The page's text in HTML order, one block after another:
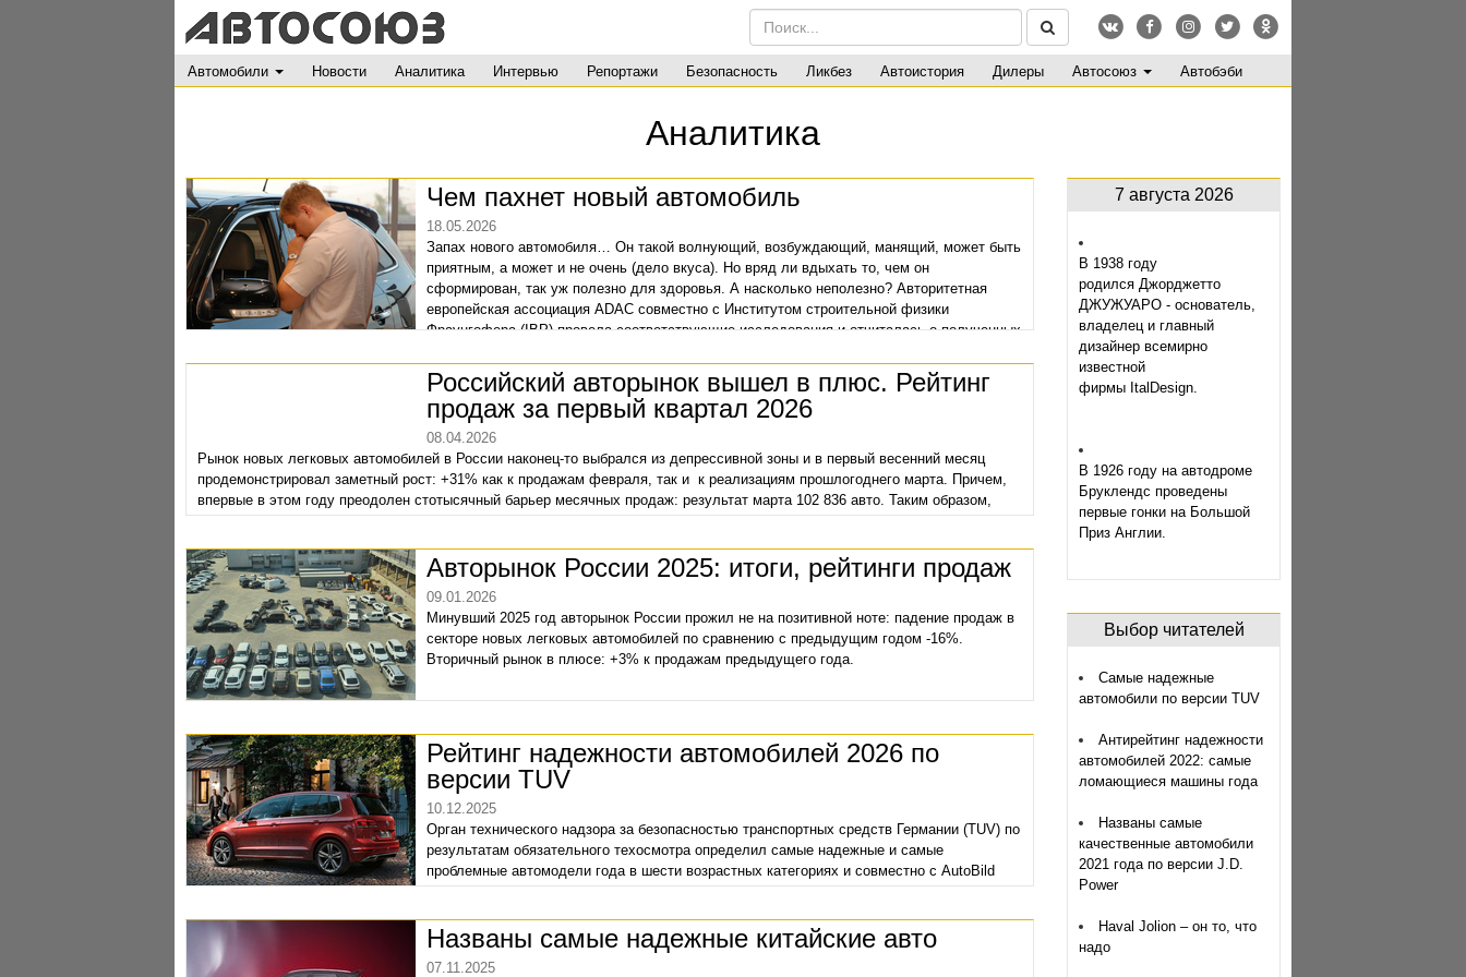
Автомобили Новости Аналитика Интервью Репортажи Безопасность Ликбез Автоистория Дилеры Автосоюз Автобэби
Аналитика
Чем пахнет новый автомобиль
18.05.2026
Запах нового автомобиля… Он такой волнующий, возбуждающий, манящий, может быть
приятным, а может и не очень (дело вкуса). Но вряд ли вдыхать то, чем он
сформирован, так уж полезно для здоровья. А насколько неполезно? Авторитетная
европейская ассоциация ADAC совместно с Институтом строительной физики
Фраунгофера (IBP) провела соответствующие исследования и отчиталась о полученных
Российский авторынок вышел в плюс. Рейтинг
продаж за первый квартал 2026
08.04.2026
Рынок новых легковых автомобилей в России наконец-то выбрался из депрессивной зоны и в первый весенний месяц
продемонстрировал заметный рост: +31% как к продажам февраля, так и к реализациям прошлогоднего марта. Причем,
впервые в этом году преодолен стотысячный барьер месячных продаж: результат марта 102 836 авто. Таким образом,
первый квартал 2026 года анализируемый сектор завершил в плюсе: с января по март включительно продано 261 006
Авторынок России 2025: итоги, рейтинги продаж
09.01.2026
Минувший 2025 год авторынок России прожил не на позитивной ноте: падение продаж в
секторе новых легковых автомобилей по сравнению с предыдущим годом -16%.
Вторичный рынок в плюсе: +3% к продажам предыдущего года.
Рейтинг надежности автомобилей 2026 по
версии TUV
10.12.2025
Орган технического надзора за безопасностью транспортных средств Германии (TUV) по
результатам обязательного техосмотра определил самые надежные и самые
проблемные автомодели года в шести возрастных категориях и совместно с AutoBild
опубликовал отчет TUV Report 2026.
Названы самые надежные китайские авто
07.11.2025
7 августа 2026
В 1938 году
родился Джорджетто
ДЖУЖУАРО - основатель,
владелец и главный
дизайнер всемирно
известной
фирмы ItalDesign.
В 1926 году на автодроме
Бруклендс проведены
первые гонки на Большой
Приз Англии.
Выбор читателей
Самые надежные
автомобили по версии TUV
Антирейтинг надежности
автомобилей 2022: самые
ломающиеся машины года
Названы самые
качественные автомобили
2021 года по версии J.D.
Power
Haval Jolion – он то, что
надо